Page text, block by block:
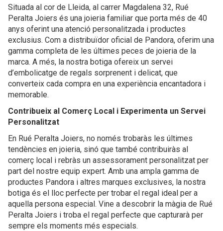
Situada al cor de Lleida, al carrer Magdalena 32, Rué
Peralta Joiers és una joieria familiar que porta més de 40
anys oferint una atenció personalitzada i productes
exclusius. Com a distribuïdor oficial de Pandora, oferim una
gamma completa de les últimes peces de joieria de la
marca. A més, la nostra botiga ofereix un servei
d’embolicatge de regals sorprenent i delicat, que
converteix cada compra en una experiència encantadora i
memorable.
Contribueix al Comerç Local i Experimenta un Servei
Personalitzat
En Rué Peralta Joiers, no només trobaràs les últimes
tendències en joieria, sinó que també contribuiràs al
comerç local i rebràs un assessorament personalitzat per
part del nostre equip expert. Amb una ampla gamma de
productes Pandora i altres marques exclusives, la nostra
botiga és el lloc perfecte per trobar el regal ideal per a
aquella persona especial. Vine a descobrir la màgia de Rué
Peralta Joiers i troba el regal perfecte que capturarà per
sempre els moments més especials.